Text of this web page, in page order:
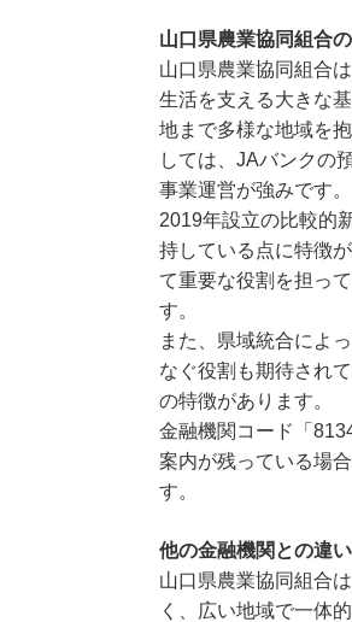
山口県農業協同組合
山口県農業協同組合
生活を支える大きな
地まで多様な地域を
しては、JAバンクの
事業運営が強みです。
2019年設立の比較的
持している点に特徴
て重要な役割を担っ
す。
また、県域統合によ
なぐ役割も期待され
の特徴があります。
金融機関コード「
案内が残っている場
す。
他の金融機関との違い
山口県農業協同組合
く、広い地域で一体